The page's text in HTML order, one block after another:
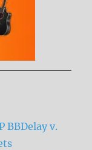
BBDelay v.